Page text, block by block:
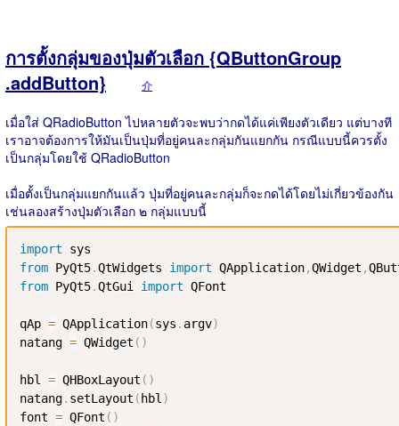
การตั้งกลุ่มของปุ่มตัวเลือก {QButtonGroup
.addButton}
介
เมื่อใส่ QRadioButton ไปหลายตัวจะพบว่ากดได้แค่เพียงตัวเดียว แต่บางที
เราอาจต้องการให้มันเป็นปุ่มที่อยู่คนละกลุ่มกันแยกกัน กรณีแบบนี้ควรตั้ง
เป็นกลุ่มโดยใช้ QRadioButton
เมื่อตั้งเป็นกลุ่มแยกกันแล้ว ปุ่มที่อยู่คนละกลุ่มก็จะกดได้โดยไม่เกี่ยวข้องกัน
เช่นลองสร้างปุ่มตัวเลือก ๒ กลุ่มแบบนี้
import
from PyQt5.QtWidgets import QApplication,QWidget ,
from PyQt5.QtGui import QFont
qAp = QApplication(sys . argv)
natang = QWidget ( )
hbl = QHBoxLayout ( )
natang. setLayout ( hbl )
font = QFont ( )